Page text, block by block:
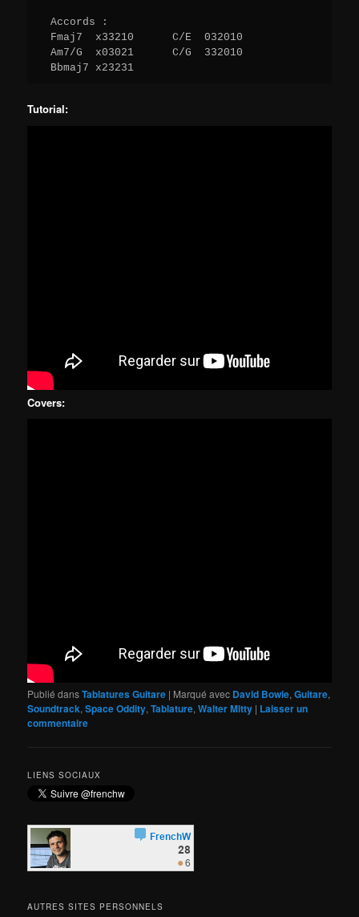
Accords :
Fmaj7  x33210      C/E  032010
Am7/G  x03021      C/G  332010
Tutorial:
Covers:
Publié dansTablatures Guitare | Marqué avec David Bowie,Guitare,
Soundtrack,Space Oddity,Tablature,Walter Mitty | Laisser un
commentaire
LIENS SOCIAUX
AUTRES SITES PERSONNELS